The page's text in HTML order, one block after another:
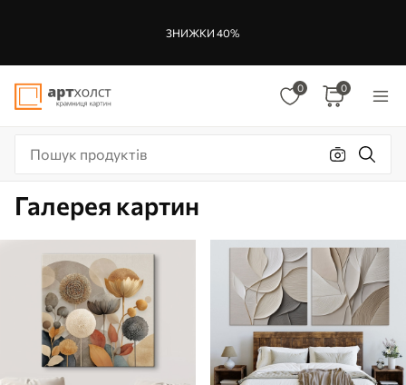
ЗНИЖКИ 40%
0 0
Галерея картин